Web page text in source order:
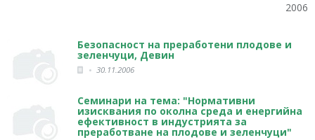
2006
Безопасност на преработени плодове и
зеленчуци, Девин
30.11.2006
Семинари на тема: "Нормативни
изисквания по околна среда и енергийна
ефективност в индустрията за
преработване на плодове и зеленчуци"